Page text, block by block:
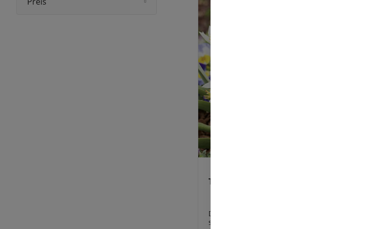
Blumenwiesen.
Gruppenbepflanzungen und
Kombinationen mit blauen
Krokussen oder der Wildtulpe
„polychroma“ werden Ihnen ein
fröhliches Frühlingsbild mit
magischen Farbenspielen bescheren.
Diese Tulpe wird Sie nach ihrer
ersten Blüte, bei optimalem Standort
und optimaler Pflege, noch viele
weitere Jahre erfreuen. „Tulipa
praestans, Füsilier“ ist für eine
Verwilderung geeignet!
Tulipa turkestanica
Die „Tulipa turkestanica“ hat
sternförmige, weiße Blüten, welche